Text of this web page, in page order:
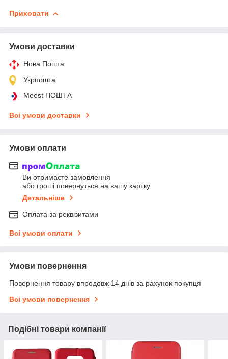
Приховати
Умови доставки
Нова Пошта
Укрпошта
Meest ПОШТА
Всі умови доставки
Умови оплати
Ви отримаєте замовлення
або гроші повернуться на вашу картку
Детальніше
Оплата за реквізитами
Всі умови оплати
Умови повернення
Повернення товару впродовж 14 днів за рахунок покупця
Всі умови повернення
Подібні товари компанії